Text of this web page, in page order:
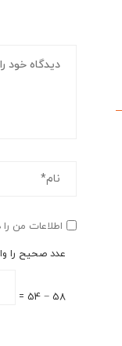
اطلاعات من
عدد صحیح را
58 − 54 =